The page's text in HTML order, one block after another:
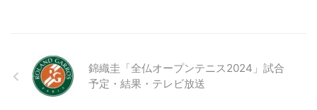
錦織圭「全仏オープンテニス2024」試合
予定・結果・テレビ放送